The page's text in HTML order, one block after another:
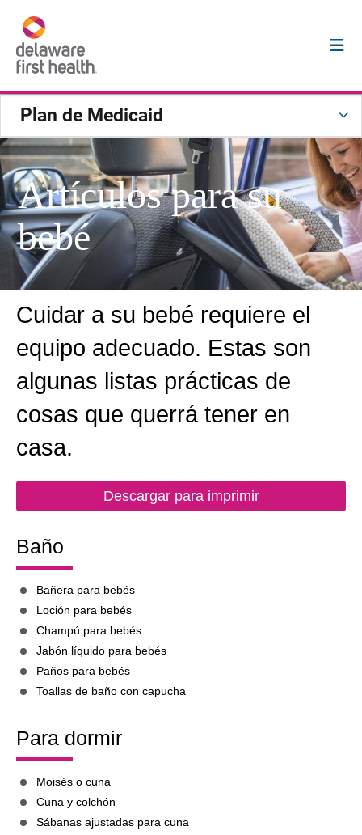
Plan de Medicaid
Artículos para su
bebé
Cuidar a su bebé requiere el
equipo adecuado. Estas son
algunas listas prácticas de
cosas que querrá tener en
casa.
Descargar para imprimir
Baño
Bañera para bebés
Loción para bebés
Champú para bebés
Jabón líquido para bebés
Paños para bebés
Toallas de baño con capucha
Para dormir
Moisés o cuna
Cuna y colchón
Sábanas ajustadas para cuna